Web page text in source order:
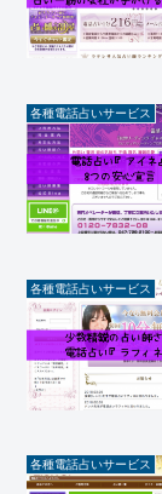
各種電話占いサービス
各種電話占いサービス
各種電話占いサービス